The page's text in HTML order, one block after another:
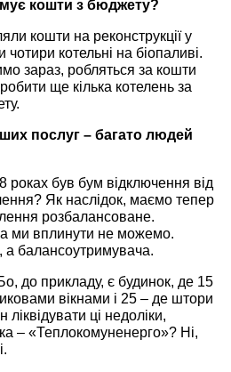
кошти з бюджету?
кошти на реконструкції у
котельні на біопаливі.
зараз, робляться за кошти
ще кілька котелень за
послуг – багато людей
роках був бум відключення від
Як наслідок, маємо тепер
розбалансоване.
ми вплинути не можемо.
балансоутримувача.
до прикладу, є будинок, де 15
вікнами і 25 – де штори
ці недоліки,
– «Теплокомуненерго»? Ні,